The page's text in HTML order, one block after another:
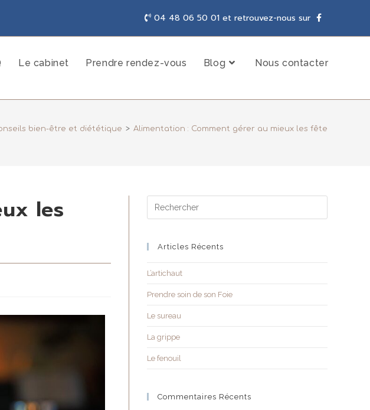
04 48 06 50 01 et retrouvez-nous sur
Le cabinet Prendre rendez-vous Blog Nous contacter
bien-être et diététique > Alimentation : Comment gérer au mieux les fêtes de fin
les
Articles Récents
L’artichaut
Prendre soin de son Foie
Le sureau
La grippe
Le fenouil
Commentaires Récents